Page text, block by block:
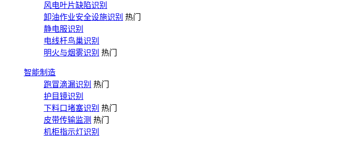
风电叶片缺陷识别
卸油作业安全设施识别 热门
静电服识别
电线杆鸟巢识别
明火与烟雾识别 热门
智能制造
跑冒滴漏识别 热门
护目镜识别
下料口堵塞识别 热门
皮带传输监测 热门
机柜指示灯识别